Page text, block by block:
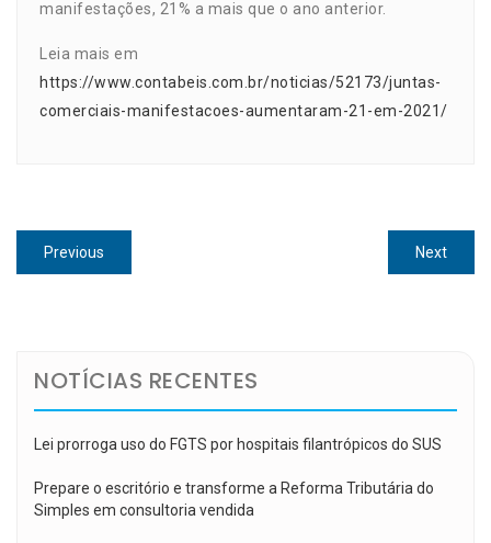
manifestações, 21% a mais que o ano anterior.
Leia mais em
https://www.contabeis.com.br/noticias/52173/juntas-
comerciais-manifestacoes-aumentaram-21-em-2021/
Navegação
de
Previous
post:
NextNext
post:
NOTÍCIAS RECENTES
Lei prorroga uso do FGTS por hospitais filantrópicos do SUS
Prepare o escritório e transforme a Reforma Tributária do
Simples em consultoria vendida